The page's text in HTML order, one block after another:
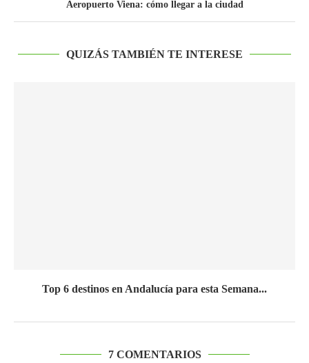
Aeropuerto Viena: cómo llegar a la ciudad
QUIZÁS TAMBIÉN TE INTERESE
Top 6 destinos en Andalucía para esta Semana...
7 COMENTARIOS